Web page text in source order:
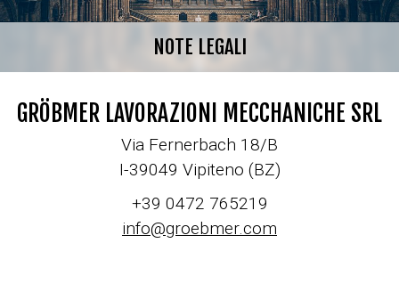
NOTE LEGALI
GRÖBMER LAVORAZIONI MECCHANICHE SRL
Via Fernerbach 18/B
I-39049 Vipiteno (BZ)
+39 0472 765219
info@groebmer.com